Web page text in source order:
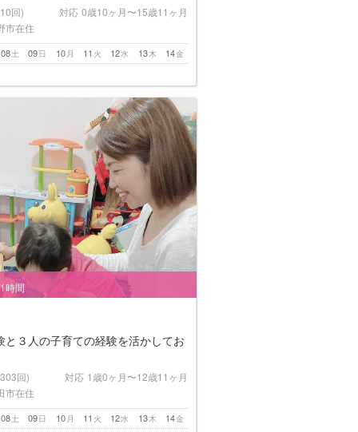
回) 対応 0歳10ヶ月〜15歳11ヶ月
市在住
土
08 日
09 月
10 火
11 水
12 木
13 金
14
時間
と３人の子育ての経験を活かしてお
回) 対応 1歳0ヶ月〜12歳11ヶ月
市在住
土
08 日
09 月
10 火
11 水
12 木
13 金
14